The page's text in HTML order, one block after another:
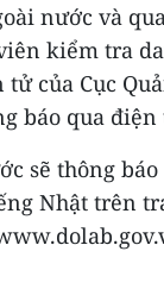
nước và
kiểm tra
của Cục
báo qua điện
sẽ thông
Nhật trên